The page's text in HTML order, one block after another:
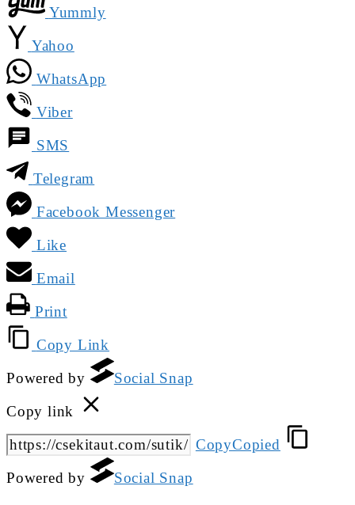
Yummly
Yahoo
WhatsApp
Viber
SMS
Telegram
Facebook Messenger
Like
Email
Print
Copy Link
Powered by
Social Snap
Copy link
CopyCopied
Powered by
Social Snap